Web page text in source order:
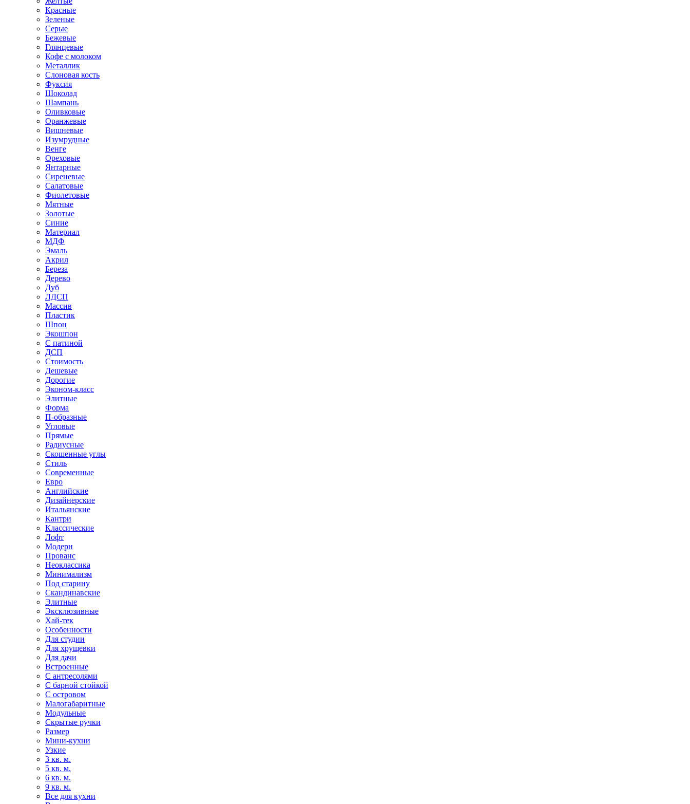
Красные
Зеленые
Серые
Бежевые
Глянцевые
Кофе с молоком
Металлик
Слоновая кость
Фуксия
Шоколад
Шампань
Оливковые
Оранжевые
Вишневые
Изумрудные
Венге
Ореховые
Янтарные
Сиреневые
Салатовые
Фиолетовые
Мятные
Золотые
Синие
Материал
МДФ
Эмаль
Акрил
Береза
Дерево
Дуб
ЛДСП
Массив
Пластик
Шпон
Экошпон
С патиной
ДСП
Стоимость
Дешевые
Дорогие
Эконом-класс
Элитные
Форма
П-образные
Угловые
Прямые
Радиусные
Скошенные углы
Стиль
Современные
Евро
Английские
Дизайнерские
Итальянские
Кантри
Классические
Лофт
Модерн
Прованс
Неоклассика
Минимализм
Под старину
Скандинавские
Элитные
Эксклюзивные
Хай-тек
Особенности
Для студии
Для хрущевки
Для дачи
Встроенные
С антресолями
С барной стойкой
С островом
Малогабаритные
Модульные
Скрытые ручки
Размер
Мини-кухни
Узкие
3 кв. м.
5 кв. м.
6 кв. м.
9 кв. м.
Все для кухни